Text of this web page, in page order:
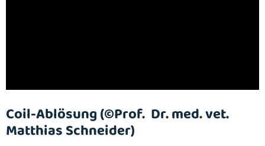
Coil-Ablösung (©Prof. Dr. med. vet.
Matthias Schneider)